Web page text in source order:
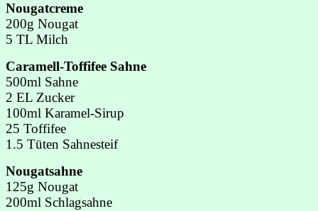
Nougatcreme
200g Nougat
5 TL Milch
Caramell-Toffifee Sahne
500ml Sahne
2 EL Zucker
100ml Karamel-Sirup
25 Toffifee
1.5 Tüten Sahnesteif
Nougatsahne
125g Nougat
200ml Schlagsahne